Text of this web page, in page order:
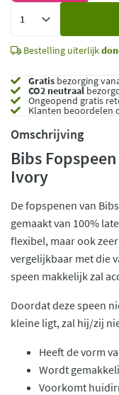
Bestelling uiterlijk
Gratis bezorging
CO2 neutraal
Ongeopend gratis
Klanten beoordelen
Omschrijving
Bibs
Ivory
De fopspenen van
gemaakt van 100%
flexibel, maar ook
vergelijkbaar met die
speen makkelijk zal
Doordat deze speen
kleine ligt, zal hij/zij
Heeft de vorm
Wordt
Voorkomt